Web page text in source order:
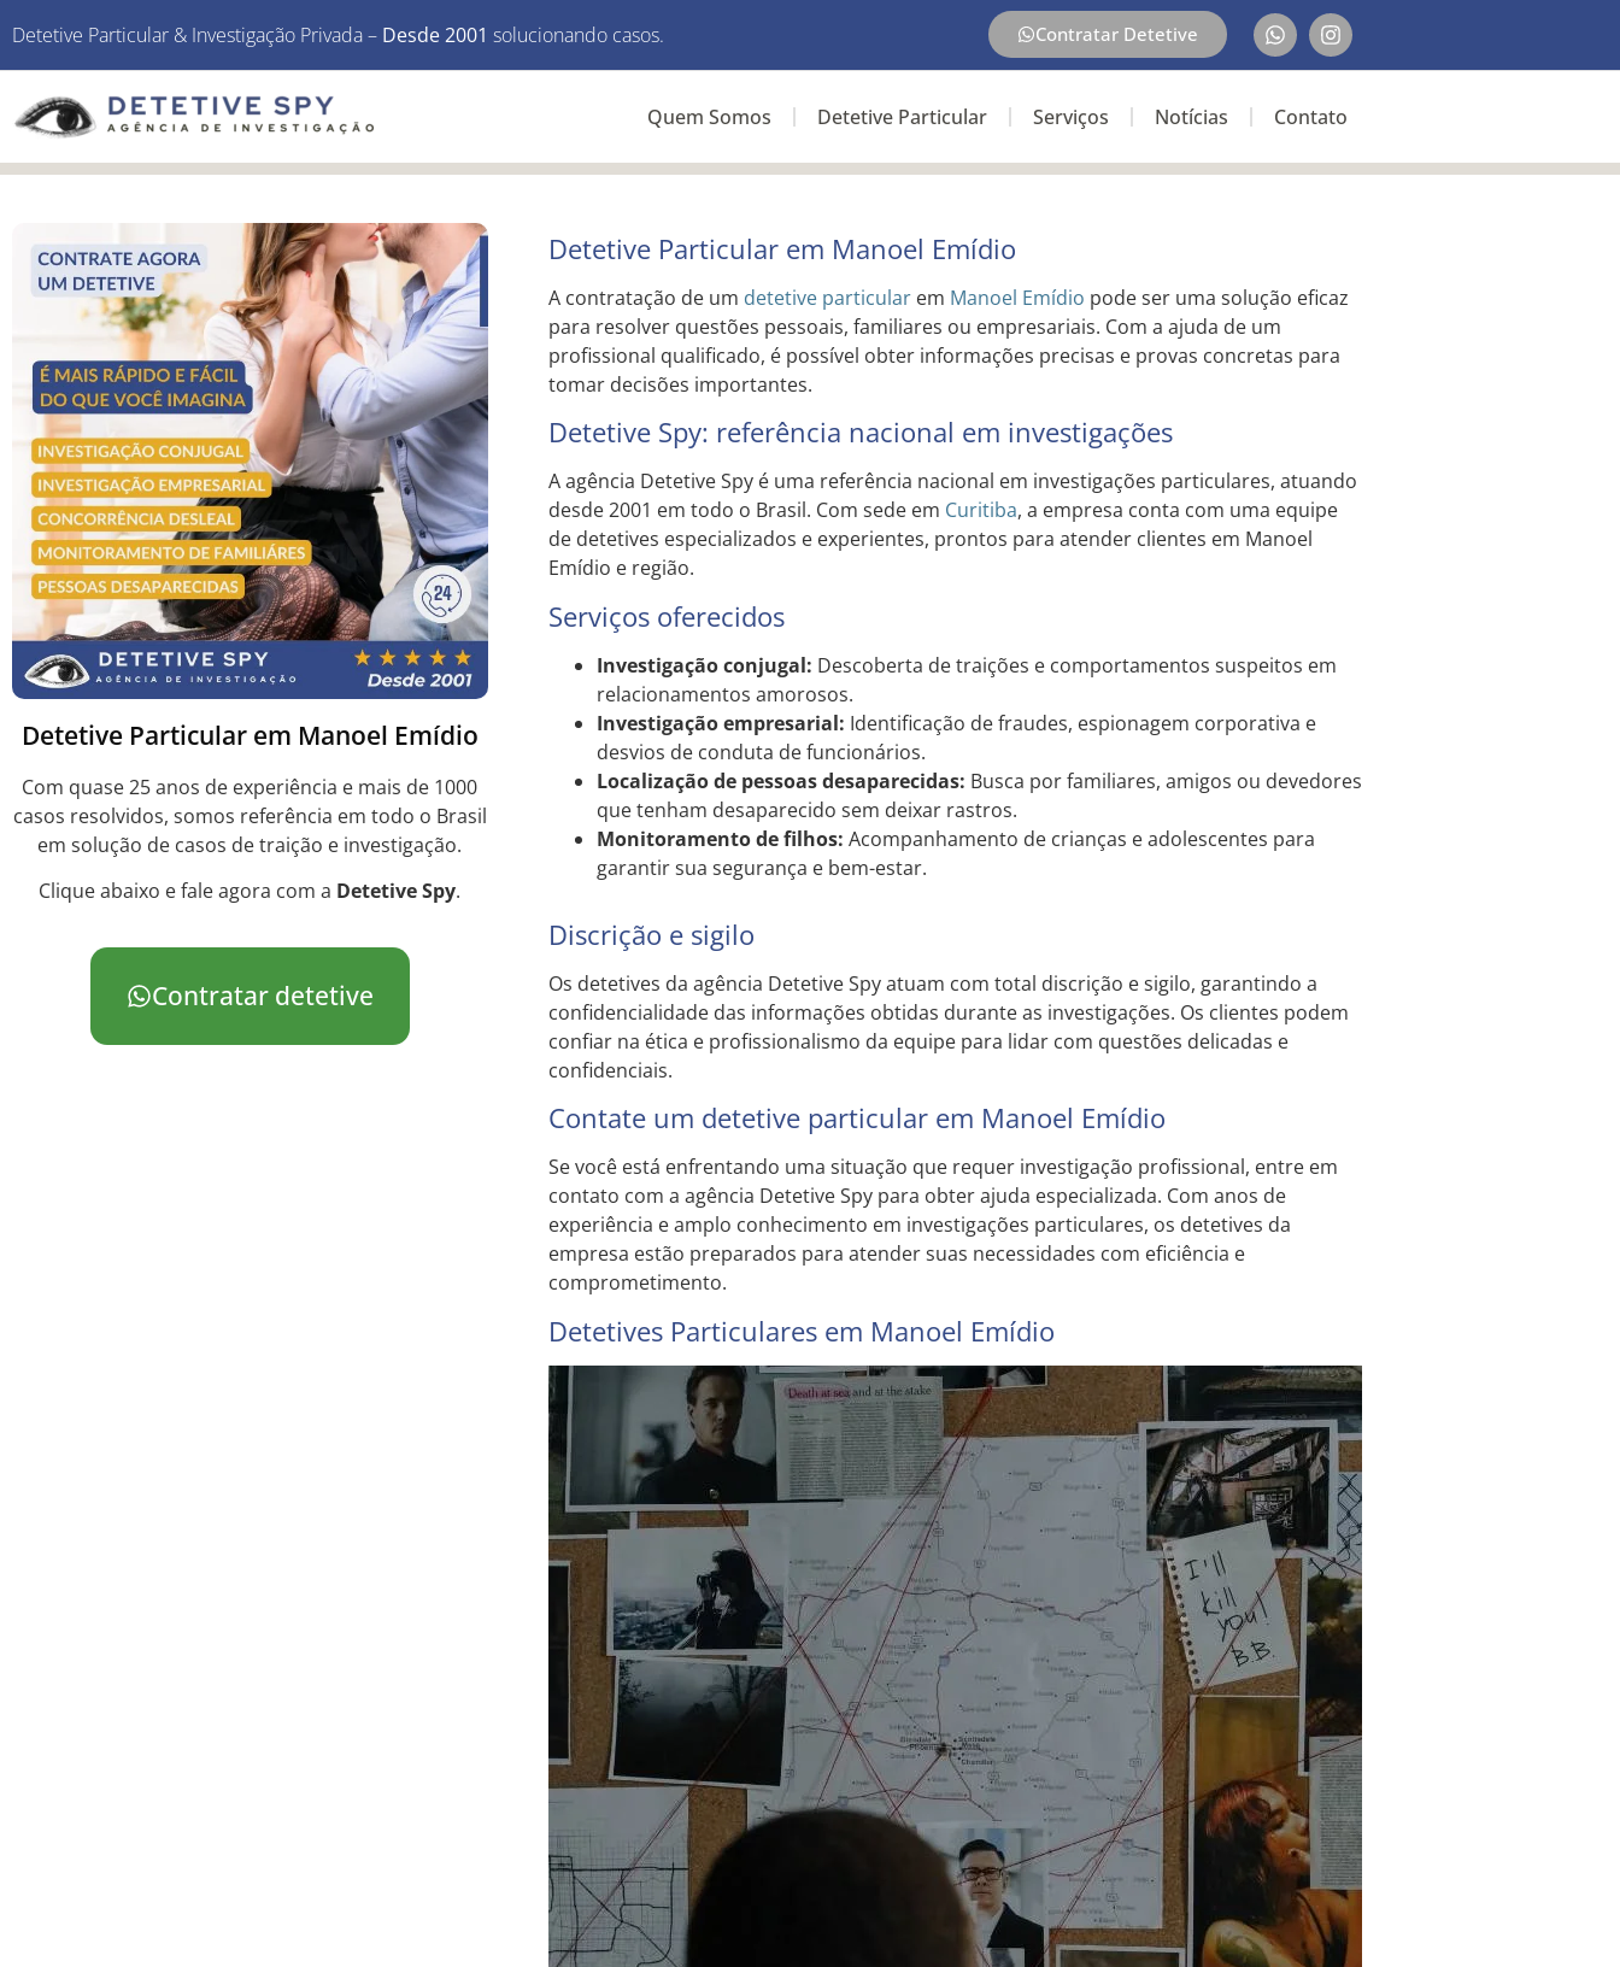
Detetive Particular & Investigação Privada – Desde 2001 solucionando casos. Contratar Detetive
Quem Somos Detetive Particular Serviços Notícias Contato
Detetive Particular em Manoel Emídio
Com quase 25 anos de experiência e mais de 1000
casos resolvidos, somos referência em todo o Brasil
em solução de casos de traição e investigação.
Clique abaixo e fale agora com a Detetive Spy.
Contratar detetive
Detetive Particular em Manoel Emídio
A contratação de um detetive particularem Manoel Emídio pode ser uma solução eficaz
para resolver questões pessoais, familiares ou empresariais. Com a ajuda de um
profissional qualificado, é possível obter informações precisas e provas concretas para
tomar decisões importantes.
Detetive Spy: referência nacional em investigações
A agência Detetive Spy é uma referência nacional em investigações particulares, atuando
desde 2001 em todo o Brasil. Com sede em Curitiba, a empresa conta com uma equipe
de detetives especializados e experientes, prontos para atender clientes em Manoel
Emídio e região.
Serviços oferecidos
Investigação conjugal: Descoberta de traições e comportamentos suspeitos em
relacionamentos amorosos.
Investigação empresarial: Identificação de fraudes, espionagem corporativa e
desvios de conduta de funcionários.
Localização de pessoas desaparecidas: Busca por familiares, amigos ou devedores
que tenham desaparecido sem deixar rastros.
Monitoramento de filhos: Acompanhamento de crianças e adolescentes para
garantir sua segurança e bem-estar.
Discrição e sigilo
Os detetives da agência Detetive Spy atuam com total discrição e sigilo, garantindo a
confidencialidade das informações obtidas durante as investigações. Os clientes podem
confiar na ética e profissionalismo da equipe para lidar com questões delicadas e
confidenciais.
Contate um detetive particular em Manoel Emídio
Se você está enfrentando uma situação que requer investigação profissional, entre em
contato com a agência Detetive Spy para obter ajuda especializada. Com anos de
experiência e amplo conhecimento em investigações particulares, os detetives da
empresa estão preparados para atender suas necessidades com eficiência e
comprometimento.
Detetives Particulares em Manoel Emídio